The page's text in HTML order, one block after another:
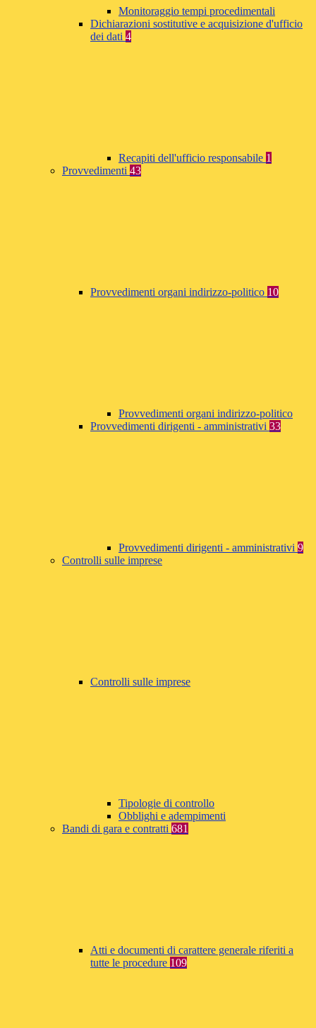
Monitoraggio tempi procedimentali
Dichiarazioni sostitutive e acquisizione d'ufficio
dei dati 4
Recapiti dell'ufficio responsabile 1
Provvedimenti 43
Provvedimenti organi indirizzo-politico 10
Provvedimenti organi indirizzo-politico
Provvedimenti dirigenti - amministrativi 33
Provvedimenti dirigenti - amministrativi 9
Controlli sulle imprese
Controlli sulle imprese
Tipologie di controllo
Obblighi e adempimenti
Bandi di gara e contratti 681
Atti e documenti di carattere generale riferiti a
tutte le procedure 109